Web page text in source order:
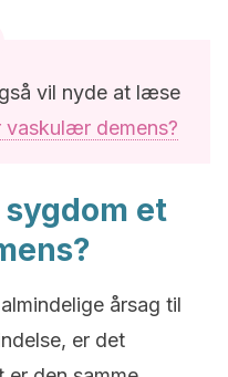
vil nyde at læse
vaskulær demens?
et
årsag til
er det